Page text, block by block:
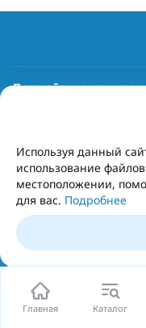
Главная Каталог
Используя данный
использование
местоположении,
для вас. Подробнее
Получайте